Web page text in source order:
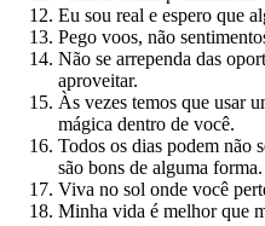
Eu sou real e espero que
Pego voos, não
Não se arrependa das
aproveitar.
Às vezes temos que usar
mágica dentro de você.
Todos os dias podem não
são bons de alguma forma.
Viva no sol onde você
Minha vida é melhor que